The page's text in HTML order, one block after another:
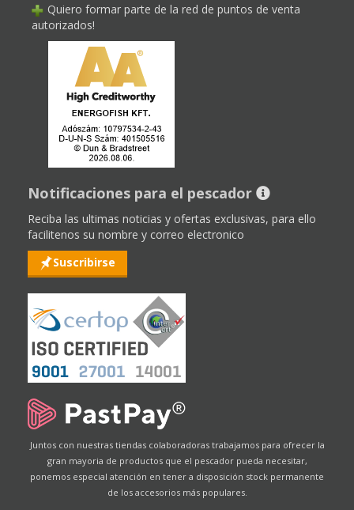
Quiero formar parte de la red de puntos de venta
autorizados!
Notificaciones para el pescador
Reciba las ultimas noticias y ofertas exclusivas, para ello
facilitenos su nombre y correo electronico
Suscribirse
Juntos con nuestras tiendas colaboradoras trabajamos para ofrecer la
gran mayoria de productos que el pescador pueda necesitar,
ponemos especial atención en tener a disposición stock permanente
de los accesorios más populares.